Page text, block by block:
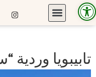
تابيبويا وردية